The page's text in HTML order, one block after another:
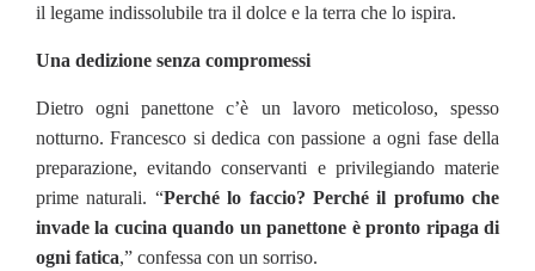
il legame indissolubile tra il dolce e la terra che lo ispira.
Una dedizione senza compromessi
Dietro ogni panettone c’è un lavoro meticoloso, spesso
notturno. Francesco si dedica con passione a ogni fase della
preparazione, evitando conservanti e privilegiando materie
prime naturali. “Perché lo faccio? Perché il profumo che
invade la cucina quando un panettone è pronto ripaga di
ogni fatica,” confessa con un sorriso.